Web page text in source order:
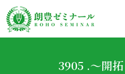
3905 .～開